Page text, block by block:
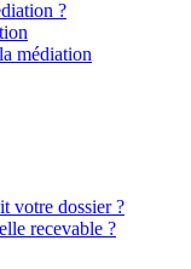
?
médiation
votre dossier ?
recevable ?